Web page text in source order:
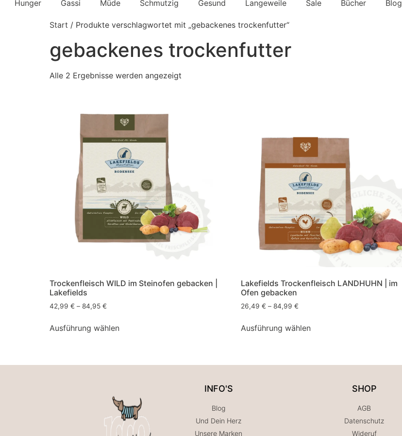
Hunger Gassi Müde Schmutzig Gesund Langeweile Sale Bücher Blog
Start / Produkte verschlagwortet mit „gebackenes trockenfutter“
gebackenes trockenfutter
Alle 2 Ergebnisse werden angezeigt
Trockenfleisch WILD im Steinofen gebacken |
Lakefields
42,99 € – 84,95 €
Ausführung wählen
Lakefields Trockenfleisch LANDHUHN | im
Ofen gebacken
26,49 € – 84,99 €
Ausführung wählen
INFO'S
Blog
Und Dein Herz
Unsere Marken
SHOP
AGB
Datenschutz
Wideruf